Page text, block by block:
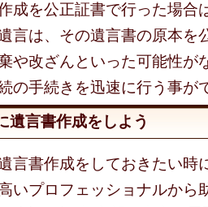
成を公正証書で行った場合
言は、その遺言書の原本を
や改ざんといった可能性が
の手続きを迅速に行う事が
遺言書作成をしよう
言書作成をしておきたい時
いプロフェッショナルから